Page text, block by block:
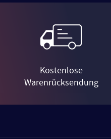
Kostenlose
Warenrücksendung